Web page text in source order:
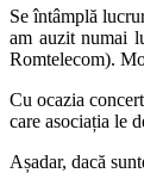
Se întâmplă
am auzit numai
Romtelecom).
Cu ocazia
care asociația le
Așadar, dacă